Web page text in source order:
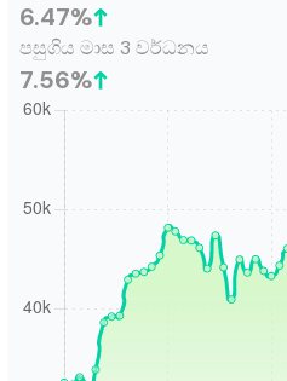
6.47%
පසුගිය මාස 3 වර්ධනය
7.56%